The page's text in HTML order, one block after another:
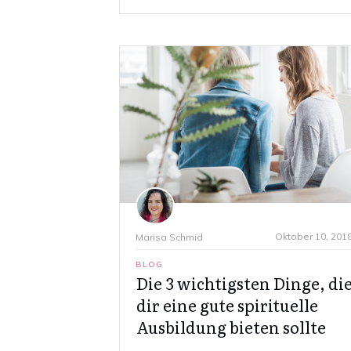
Marisa Schmid Oktober 10,
BLOG
Die 3 wichtigsten Dinge,
dir eine gute spirituelle
Ausbildung bieten sollte